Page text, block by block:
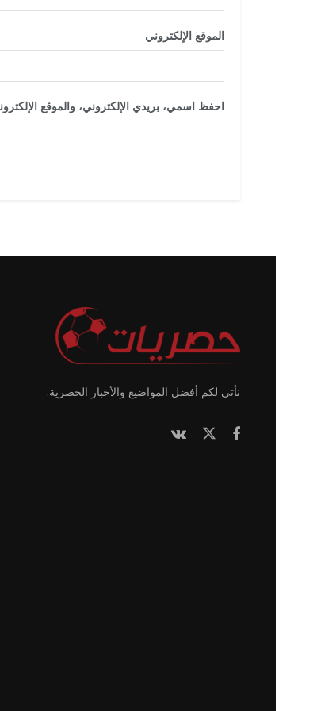
الموقع الإلكتروني
احفظ اسمي، بريدي الإلكتروني، والموقع
نأتي لكم أفضل المواضيع والأخبار الحصرية.